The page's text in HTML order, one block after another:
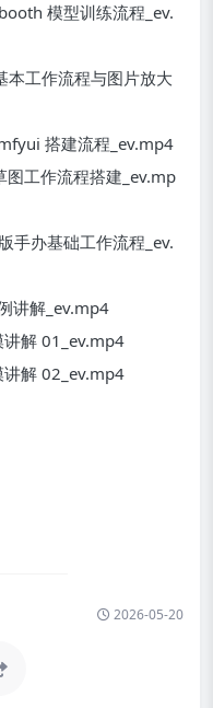
模型训练流程_ev.
工作流程与图片放大
搭建流程_ev.mp4
工作流程搭建_ev.mp
手办基础工作流程_ev.
讲解_ev.mp4
解 01_ev.mp4
解 02_ev.mp4
2026-05-20